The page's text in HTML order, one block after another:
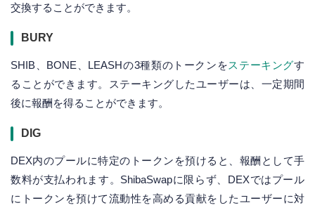
交換することができます。
BURY
SHIB、BONE、LEASHの3種類のトークンをステーキングす
ることができます。ステーキングしたユーザーは、一定期間
後に報酬を得ることができます。
DIG
DEX内のプールに特定のトークンを預けると、報酬として手
数料が支払われます。ShibaSwapに限らず、DEXではプール
にトークンを預けて流動性を高める貢献をしたユーザーに対